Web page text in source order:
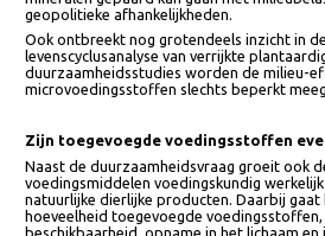
complexe industriële processen,
mijnbouwactiviteiten. Voor sommige
intensieve productieprocessen nodig,
mineralen gepaard kan gaan met
geopolitieke afhankelijkheden.
levenscyclusanalyse van verrijkte
duurzaamheidsstudies worden de
microvoedingsstoffen slechts beperkt
Zijn toegevoegde voedingsstoffen